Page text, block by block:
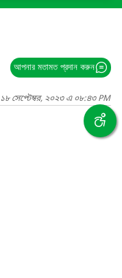
আপনার মতামত প্রদান করুন
সেপ্টেম্বর, ২০২৩ এ ০৮:৪৩ PM